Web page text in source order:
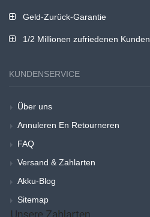
Geld-Zurück-Garantie
1/2 Millionen zufriedenen Kunden
KUNDENSERVICE
Über uns
Annuleren En Retourneren
FAQ
Versand & Zahlarten
Akku-Blog
Sitemap